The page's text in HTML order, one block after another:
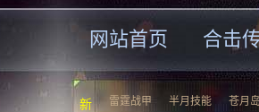
网站首页 合击
新
雷霆战甲 半月技能 苍月